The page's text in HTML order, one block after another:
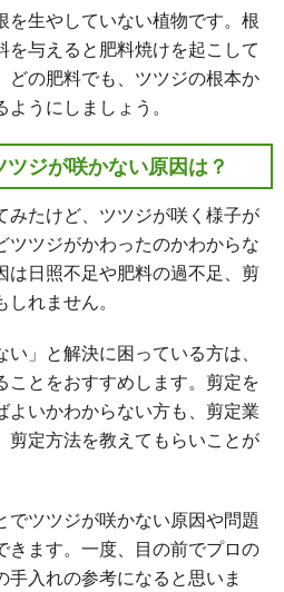
を生やしていない植物です。根
与えると肥料焼けを起こして
どの肥料でも、ツツジの根本か
うにしましょう。
ジが咲かない原因は？
みたけど、ツツジが咲く様子が
ツツジがかわったのかわからな
は日照不足や肥料の過不足、剪
れません。
い」と解決に困っている方は、
ことをおすすめします。剪定を
よいかわからない方も、剪定業
剪定方法を教えてもらいことが
でツツジが咲かない原因や問題
きます。一度、目の前でプロの
入れの参考になると思いま